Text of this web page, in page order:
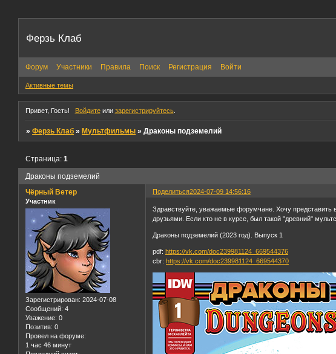
Ферзь Клаб
Форум Участники Правила Поиск Регистрация Войти
Активные темы
Привет, Гость! Войдитеили зарегистрируйтесь.
»Ферзь Клаб »Мультфильмы »Драконы подземелий
Драконы подземелий
Страница:1
Поделиться2024-07-09 14:56:16
Чёрный Ветер
Участник
Зарегистрирован: 2024-07-08
Сообщений: 4
Уважение: 0
Позитив: 0
Провел на форуме:
1 час 46 минут
Здравствуйте, уважаемые форумчане. Хочу
друзьями. Если кто не в курсе, был такой "древний"
Драконы подземелий (2023 год). Выпуск 1
pdf: https://vk.com/doc239981124_669544376
cbr: https://vk.com/doc239981124_669544370